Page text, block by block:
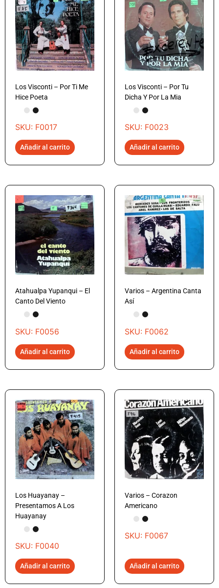
Los Visconti – Por Ti Me
Hice Poeta
SKU: F0017
Añadir al carrito
Los Visconti – Por Tu
Dicha Y Por La Mia
SKU: F0023
Añadir al carrito
Atahualpa Yupanqui – El
Canto Del Viento
SKU: F0056
Añadir al carrito
Varios – Argentina Canta
Así
SKU: F0062
Añadir al carrito
Los Huayanay –
Presentamos A Los
Huayanay
SKU: F0040
Añadir al carrito
Varios – Corazon
Americano
SKU: F0067
Añadir al carrito